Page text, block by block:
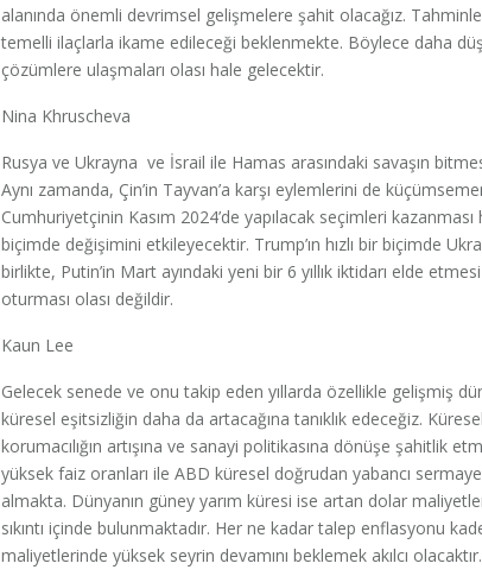
alanında önemli devrimsel gelişmelere şahit olacağız.
temelli ilaçlarla ikame edileceği beklenmekte. Böylece daha
çözümlere ulaşmaları olası hale gelecektir.
Nina Khruscheva
Rusya ve Ukrayna ve İsrail ile Hamas arasındaki savaşın
Aynı zamanda, Çin’in Tayvan’a karşı eylemlerini de
Cumhuriyetçinin Kasım 2024’de yapılacak seçimleri
biçimde değişimini etkileyecektir. Trump’ın hızlı bir biçimde
birlikte, Putin’in Mart ayındaki yeni bir 6 yıllık iktidarı elde
oturması olası değildir.
Kaun Lee
Gelecek senede ve onu takip eden yıllarda özellikle gelişmiş
küresel eşitsizliğin daha da artacağına tanıklık edeceğiz.
korumacılığın artışına ve sanayi politikasına dönüşe şahitlik
yüksek faiz oranları ile ABD küresel doğrudan yabancı
almakta. Dünyanın güney yarım küresi ise artan dolar
sıkıntı içinde bulunmaktadır. Her ne kadar talep enflasyonu
maliyetlerinde yüksek seyrin devamını beklemek akılcı olacaktır.